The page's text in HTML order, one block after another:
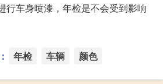
行车身喷漆，年检是不会受到影响
年检 车辆 颜色